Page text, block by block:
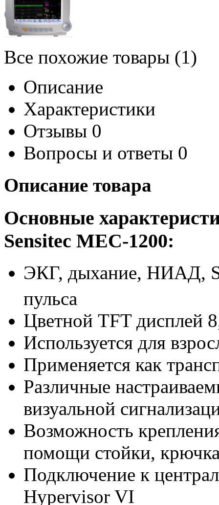
Все похожие товары (1)
Описание
Характеристики
Отзывы 0
Вопросы и ответы 0
Описание товара
Основные
Sensitec MEC-1200:
ЭКГ, дыхание, НИАД,
пульса
Цветной TFT дисплей
Используется для
Применяется как
Различные
визуальной
Возможность
помощи стойки,
Подключение к
Hypervisor VI